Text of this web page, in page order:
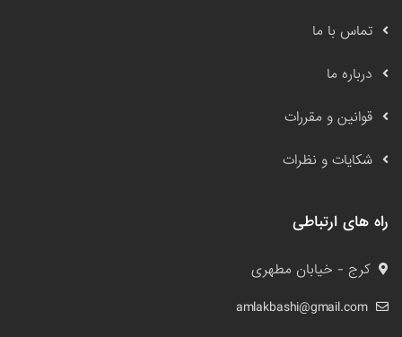
تماس با ما
درباره ما
قوانین و مقررات
شکایات و نظرات
راه های ارتباطی
کرج - خیابان مطهری
amlakbashi@gmail.com